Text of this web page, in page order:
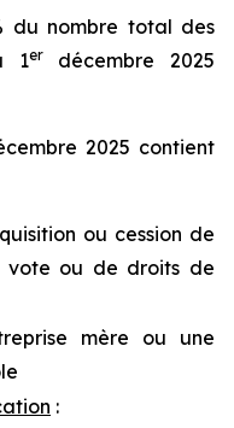
du nombre total des
1erdécembre 2025
2025 contient
ou cession de
ou de droits de
mère ou une
: